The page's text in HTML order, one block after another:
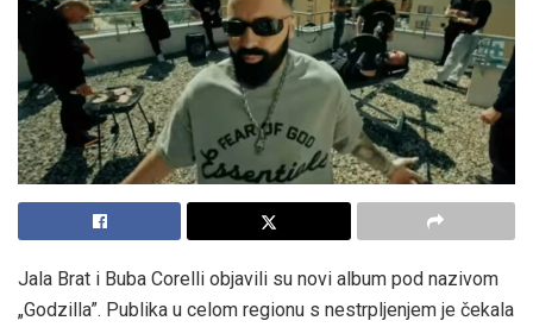
Jala Brat i Buba Corelli objavili su novi album pod nazivom
„Godzilla”. Publika u celom regionu s nestrpljenjem je čekala